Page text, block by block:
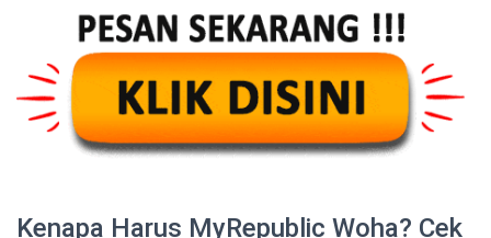
Kenapa Harus MyRepublic Woha? Cek